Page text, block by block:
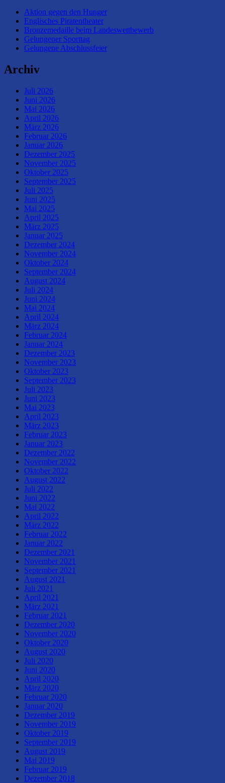
Aktion gegen den Hunger
Englisches Piratentheater
Bronzemedaille beim Landeswettbewerb
Gelungener Sporttag
Gelungene Abschlussfeier
Archiv
Juli 2026
Juni 2026
Mai 2026
April 2026
März 2026
Februar 2026
Januar 2026
Dezember 2025
November 2025
Oktober 2025
September 2025
Juli 2025
Juni 2025
Mai 2025
April 2025
März 2025
Januar 2025
Dezember 2024
November 2024
Oktober 2024
September 2024
August 2024
Juli 2024
Juni 2024
Mai 2024
April 2024
März 2024
Februar 2024
Januar 2024
Dezember 2023
November 2023
Oktober 2023
September 2023
Juli 2023
Juni 2023
Mai 2023
April 2023
März 2023
Februar 2023
Januar 2023
Dezember 2022
November 2022
Oktober 2022
August 2022
Juli 2022
Juni 2022
Mai 2022
April 2022
März 2022
Februar 2022
Januar 2022
Dezember 2021
November 2021
September 2021
August 2021
Juli 2021
April 2021
März 2021
Februar 2021
Dezember 2020
November 2020
Oktober 2020
August 2020
Juli 2020
Juni 2020
April 2020
März 2020
Februar 2020
Januar 2020
Dezember 2019
November 2019
Oktober 2019
September 2019
August 2019
Mai 2019
Februar 2019
Dezember 2018